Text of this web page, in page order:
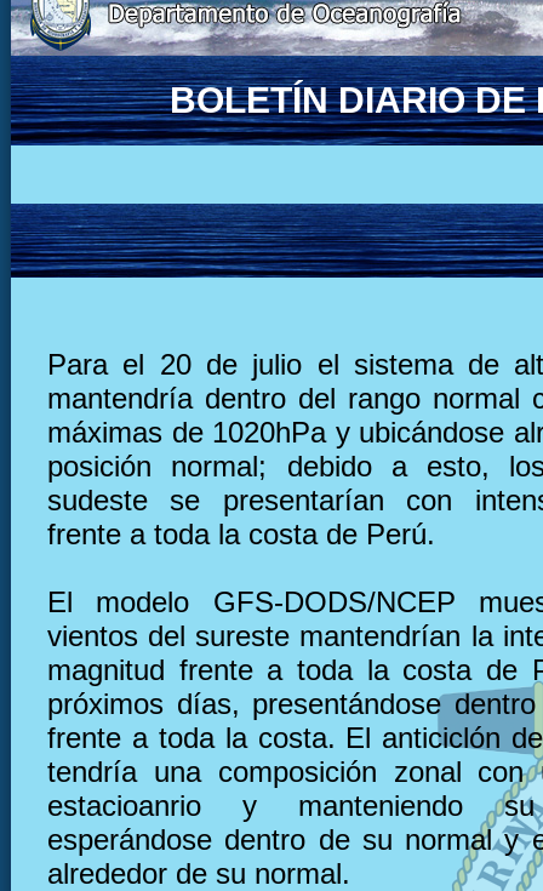
BOLETÍN DIARIO DE
Para el 20 de julio el sistema de
mantendría dentro del rango normal
máximas de 1020hPa y ubicándose
posición normal; debido a esto,
sudeste se presentarían con
frente a toda la costa de Perú.
El modelo GFS-DODS/NCEP
vientos del sureste mantendrían la
magnitud frente a toda la costa de
próximos días, presentándose
frente a toda la costa. El anticiclón
tendría una composición zonal con
estacioanrio y manteniendo su
esperándose dentro de su normal y
alrededor de su normal.